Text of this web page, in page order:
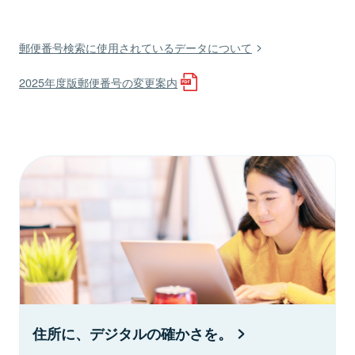
郵便番号検索に使用されているデータについて
2025年度版郵便番号の変更案内
住所に、デジタルの確かさを。